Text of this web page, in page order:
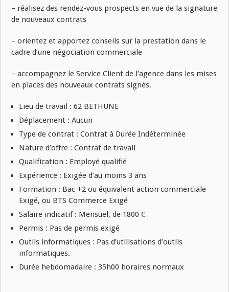
– réalisez des rendez-vous prospects en vue de la signature
de nouveaux contrats
– orientez et apportez conseils sur la prestation dans le
cadre d’une négociation commerciale
– accompagnez le Service Client de l’agence dans les mises
en places des nouveaux contrats signés.
Lieu de travail : 62 BETHUNE
Déplacement : Aucun
Type de contrat : Contrat à Durée Indéterminée
Nature d’offre : Contrat de travail
Qualification : Employé qualifié
Expérience : Exigée d’au moins 3 ans
Formation : Bac +2 ou équivalent action commerciale
Exigé, ou BTS Commerce Exigé
Salaire indicatif : Mensuel, de 1800 €
Permis : Pas de permis exigé
Outils informatiques : Pas d’utilisations d’outils
informatiques.
Durée hebdomadaire : 35h00 horaires normaux